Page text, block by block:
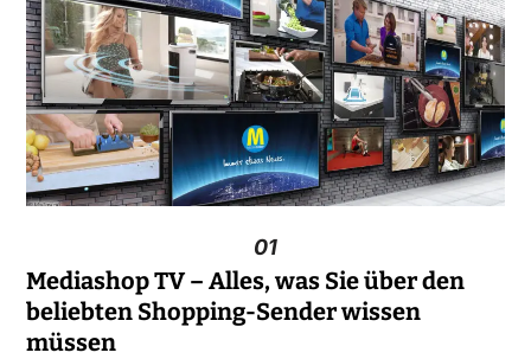
01
Mediashop TV – Alles, was Sie über den
beliebten Shopping-Sender wissen
müssen